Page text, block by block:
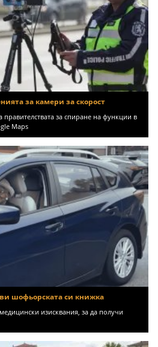
за камери за скорост
за спиране на функции в
Maps
шофьорската си книжка
изисквания, за да получи